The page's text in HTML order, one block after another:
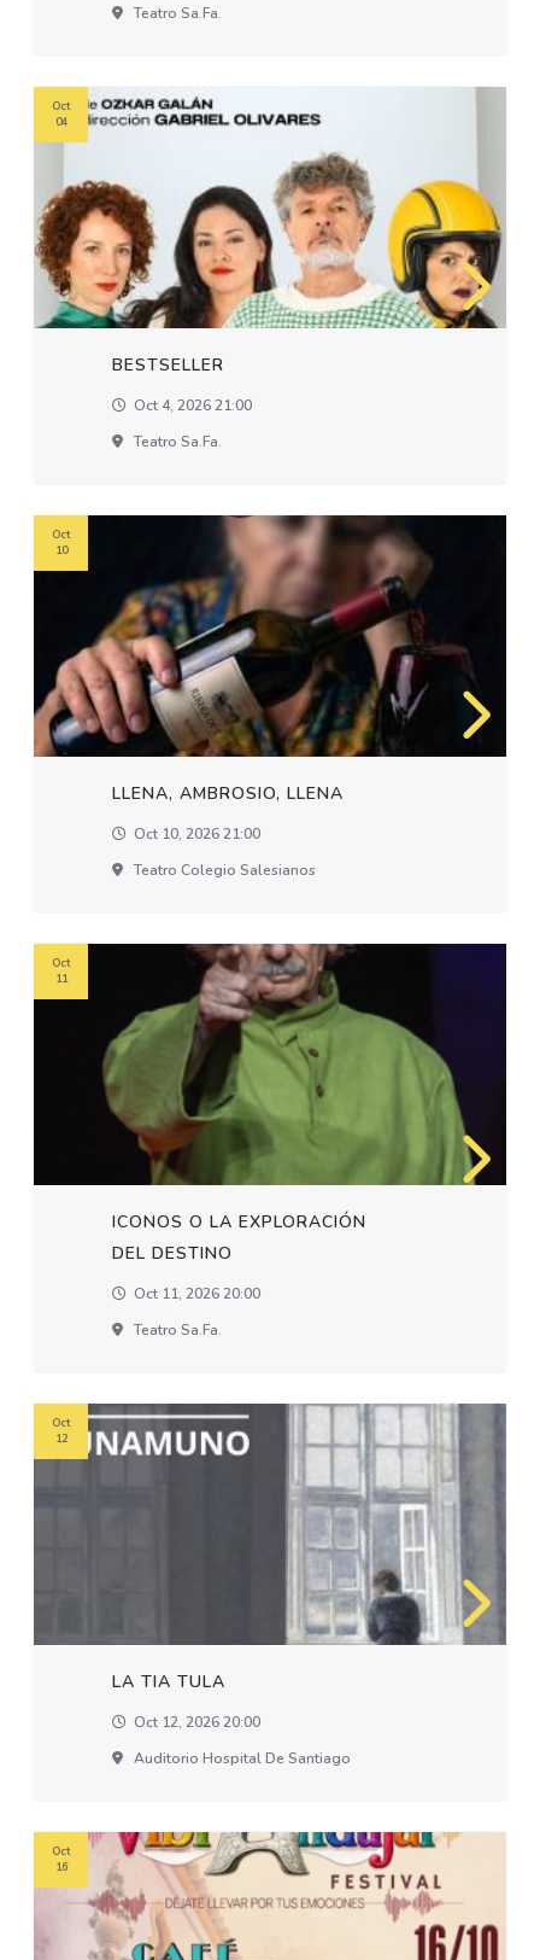
Teatro Sa.fa.
BESTSELLER
Oct 4, 2026 21:00
Teatro Sa.fa.
Oct
04
LLENA, AMBROSIO, LLENA
Oct 10, 2026 21:00
Teatro Colegio Salesianos
Oct
10
ICONOS O LA EXPLORACIÓN
DEL DESTINO
Oct 11, 2026 20:00
Teatro Sa.fa.
Oct
11
LA TIA TULA
Oct 12, 2026 20:00
Auditorio Hospital De Santiago
Oct
12
Oct
16